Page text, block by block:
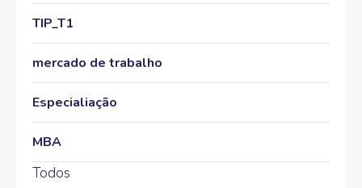
TIP_T1
mercado de trabalho
Especialiação
MBA
Todos